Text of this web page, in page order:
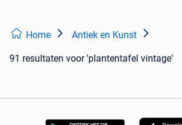
Home Antiek en Kunst
91 resultaten voor 'plantentafel vintage'